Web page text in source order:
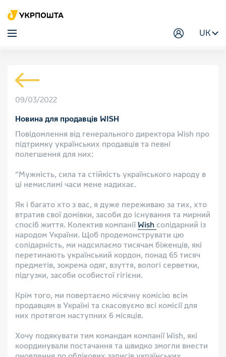
UK
09/03/2022
Новина для продавців WISH
Повідомлення від генерального директора Wish про
підтримку українських продавців та певні
полегшення для них:
“Мужність, сила та стійкість українського народу в
ці немислимі часи мене надихає.
Як і багато хто з вас, я дуже переживаю за тих, хто
втратив свої домівки, засоби до існування та мирний
спосіб життя. Колектив компанії Wish солідарний із
народом України. Щоб продемонструвати цю
солідарність, ми надсилаємо тисячам біженців, які
перетинають український кордон, понад 65 тисяч
предметів, зокрема одяг, взуття, вологі серветки,
підгузки, засоби особистої гігієни.
Крім того, ми повертаємо місячну комісію всім
продавцям в Україні та скасовуємо всі комісії для
них протягом наступних 6 місяців.
Хочу подякувати тим командам компанії Wish, які
координували постачання та швидко змогли внести